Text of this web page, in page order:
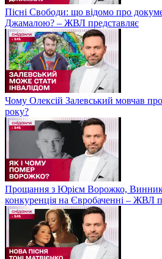
Пісні Свободи: що відомо про
Джамалою? – ЖВЛ представляє
Чому Олексій Залевський мовчав
року?
Прощання з Юрієм Ворожко,
конкуренція на Євробаченні – ЖВЛ